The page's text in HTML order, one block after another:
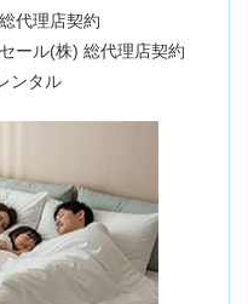
代理店契約
ール(株) 総代理店契約
ンタル